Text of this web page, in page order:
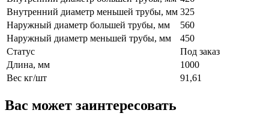
Внутренний диаметр меньшей трубы, мм 325
Наружный диаметр большей трубы, мм
560
Наружный диаметр меньшей трубы, мм
450
Статус
Под заказ
Длина, мм
1000
Вес кг/шт
91,61
Вас может заинтересовать